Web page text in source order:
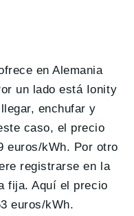
en Alemania
un lado está Ionity
enchufar y
caso, el precio
euros/kWh. Por otro
registrarse en la
fija. Aquí el precio
euros/kWh.